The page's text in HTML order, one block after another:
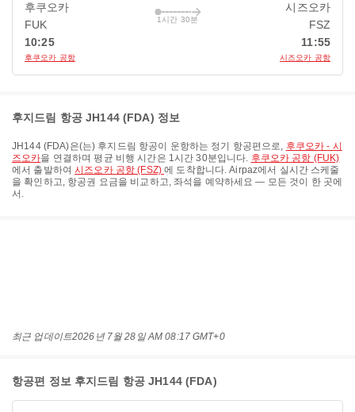
후쿠오카
FUK
10:25
후쿠오카 공항
1시간 30분
시즈오카
FSZ
11:55
시즈오카 공항
후지드림 항공 JH144 (FDA) 정보
JH144(FDA)은(는) 후지드림 항공이 운항하는 정기 항공편으로, 후쿠오카 - 시
즈오카을 연결하며 평균 비행 시간은 1시간 30분입니다. 후쿠오카 공항 (FUK)
에서 출발하여시즈오카 공항 (FSZ)에 도착합니다. Airpaz에서 실시간 스케줄
을 확인하고, 항공권 요금을 비교하고, 좌석을 예약하세요 — 모든 것이 한 곳에
서.
최근 업데이트2026년 7월 28일 AM 08:17 GMT+0
항공편 정보 후지드림 항공 JH144 (FDA)